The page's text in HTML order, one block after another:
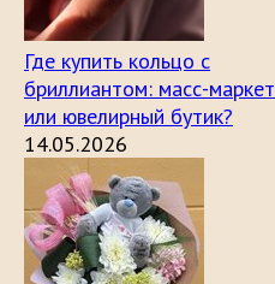
Где купить кольцо с
бриллиантом: масс-маркет
или ювелирный бутик?
14.05.2026